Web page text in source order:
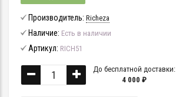
Производитель: Richeza
Наличие: Есть в наличии
Артикул: RICH51
До бесплатной доставки:
4 000 ₽